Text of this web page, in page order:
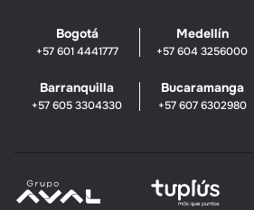
Bogotá
+57 601 4441777
Medellín
+57 604 3256000
Barranquilla
+57 605 3304330
Bucaramanga
+57 607 6302980